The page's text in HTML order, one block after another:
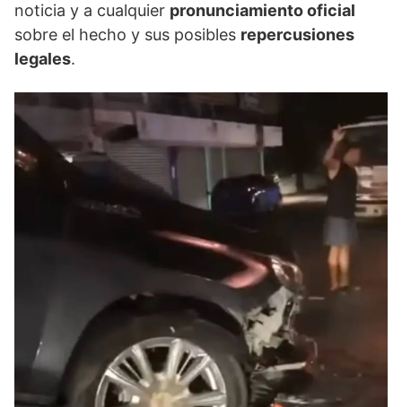
noticia y a cualquier pronunciamiento oficial
sobre el hecho y sus posibles repercusiones
legales.